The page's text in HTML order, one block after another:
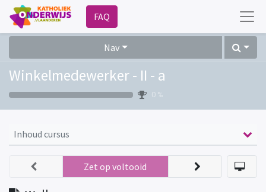
FAQ
Nav
Winkelmedewerker - II - a
0 %
Inhoud cursus
Zet op voltooid